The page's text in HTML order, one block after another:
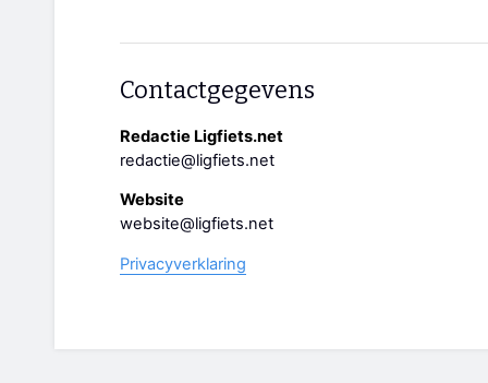
Contactgegevens
Redactie Ligfiets.net
redactie@ligfiets.net
Website
website@ligfiets.net
Privacyverklaring